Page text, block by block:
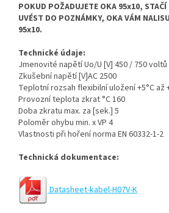
POKUD POŽADUJETE OKA 95x10,
UVÉST DO POZNÁMKY, OKA VÁM
95x10.
Technické údaje:
Jmenovité napětí Uo/U [V] 450 / 750 voltů
Zkušební napětí [V]AC 2500
Teplotní rozsah flexibilní uložení +5°C až
Provozní teplota zkrat °C 160
Doba zkratu max. za [sek.] 5
Poloměr ohybu min. x VP 4
Vlastnosti při hoření norma EN 60332-1-2
Technická dokumentace:
Datasheet-kabel-H07V-K